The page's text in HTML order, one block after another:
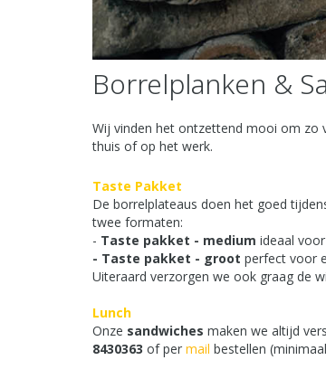
Borrelplanken &
Wij vinden het ontzettend mooi om zo
thuis of op het werk.
Taste Pakket
De borrelplateaus doen het goed
twee formaten:
- Taste pakket - medium ideaal
- Taste pakket - groot perfect voor
Uiteraard verzorgen we ook graag de
Lunch
Onze sandwiches maken we altijd
8430363 of per mail bestellen